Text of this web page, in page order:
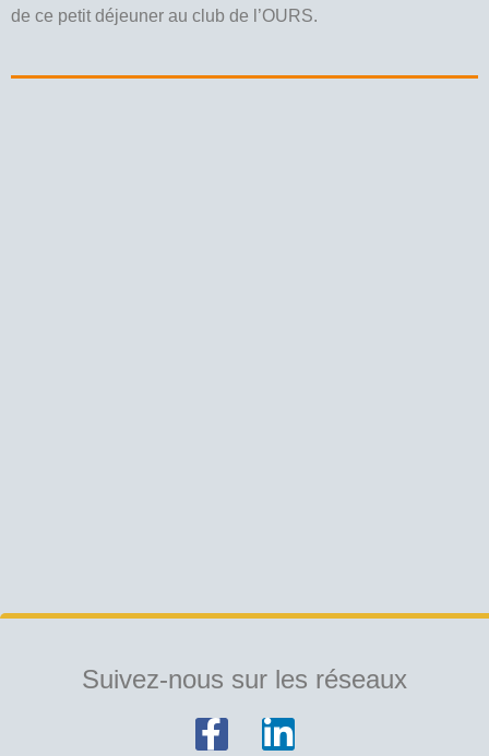
de ce petit déjeuner au club de l’OURS.
Suivez-nous sur les réseaux